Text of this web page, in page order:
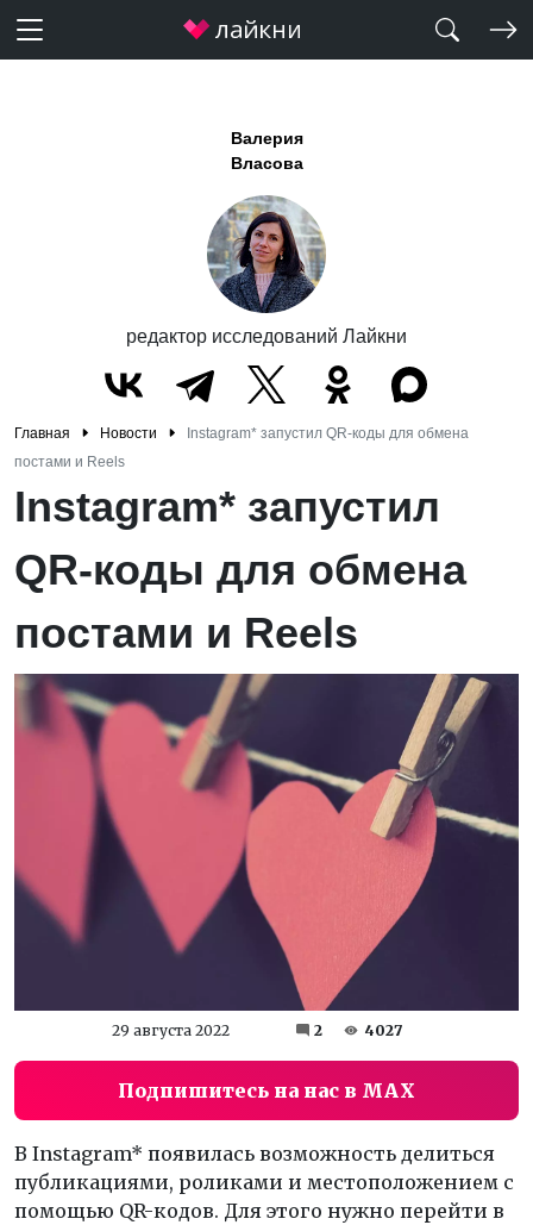
Валерия
Власова
редактор исследований Лайкни
Главная Новости
Instagram* запустил QR-коды для обмена
постами и Reels
Instagram* запустил
QR-коды для обмена
постами и Reels
29 августа 2022 2 4027
Подпишитесь на нас в MAX
В Instagram* появилась возможность делиться
публикациями, роликами и местоположением с
помощью QR-кодов. Для этого нужно перейти в